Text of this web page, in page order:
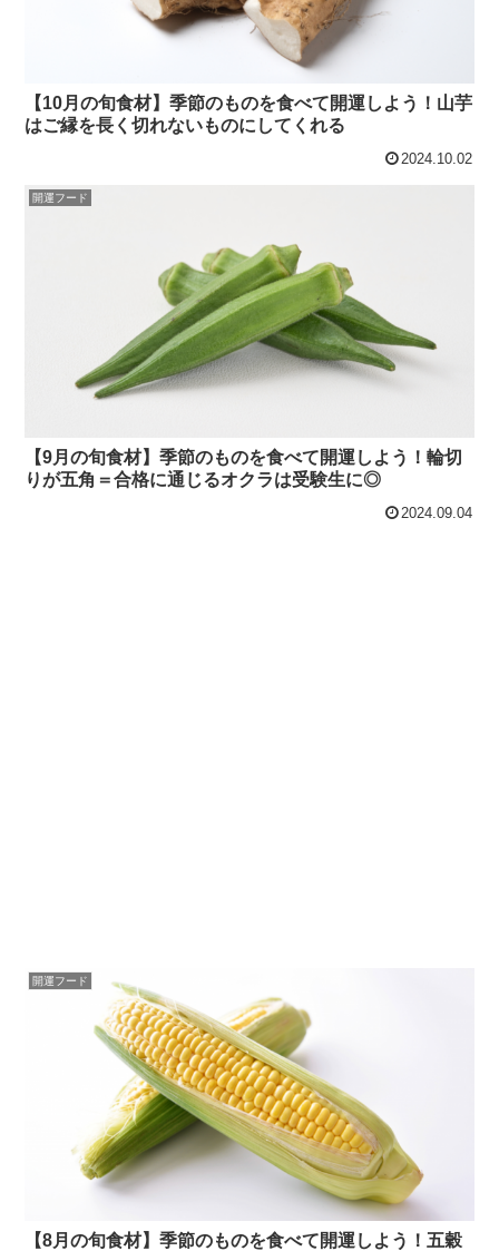
【10月の旬食材】季節のものを食べて開運しよう！山芋
はご縁を長く切れないものにしてくれる
2024.10.02
開運フード
【9月の旬食材】季節のものを食べて開運しよう！輪切
りが五角＝合格に通じるオクラは受験生に◎
2024.09.04
開運フード
【8月の旬食材】季節のものを食べて開運しよう！五穀